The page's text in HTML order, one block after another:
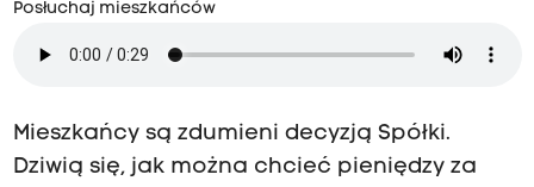
Posłuchaj mieszkańców
Mieszkańcy są zdumieni decyzją Spółki.
Dziwią się, jak można chcieć pieniędzy za